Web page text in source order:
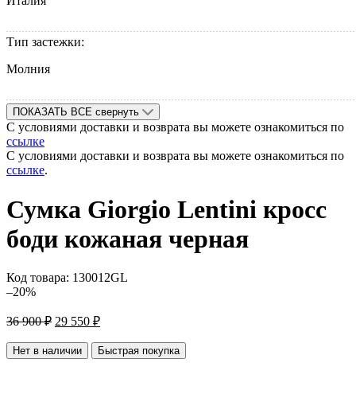
Тип застежки:
Молния
ПОКАЗАТЬ ВСЕ свернуть
С условиями доставки и возврата вы можете ознакомиться по
ссылке
С условиями доставки и возврата вы можете ознакомиться по
ссылке.
Сумка Giorgio Lentini кросс
боди кожаная черная
Код товара: 130012GL
–20%
36 900₽ Первоначальная
составляла
36
29 550 ₽Текущая
29
550 ₽.
Нет в наличии Быстрая покупка